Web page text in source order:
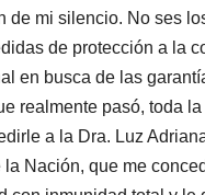
de mi silencio. No ses
de protección a la
en busca de las
realmente pasó, toda
a la Dra. Luz
la Nación, que me